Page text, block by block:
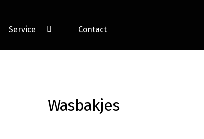
Service Contact
Wasbakjes